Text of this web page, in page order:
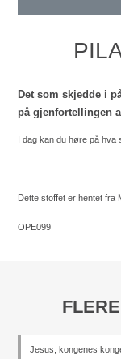
Det som skjedde i
på gjenfortellingen
I dag kan du høre på hva
Dette stoffet er hentet fra
OPE099
Jesus, kongenes